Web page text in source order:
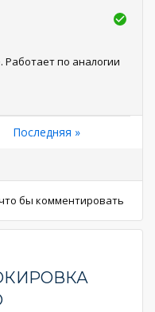
Работает по аналогии
Последняя
Последняя »
бы комментировать